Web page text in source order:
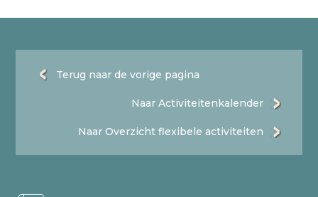
Terug naar de vorige pagina
Naar Activiteitenkalender
Naar Overzicht flexibele activiteiten